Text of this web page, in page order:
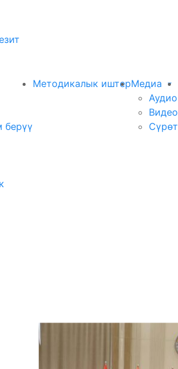
берүү
Методикалык иштерМедиа
Аудио
Видео
Сүрөт